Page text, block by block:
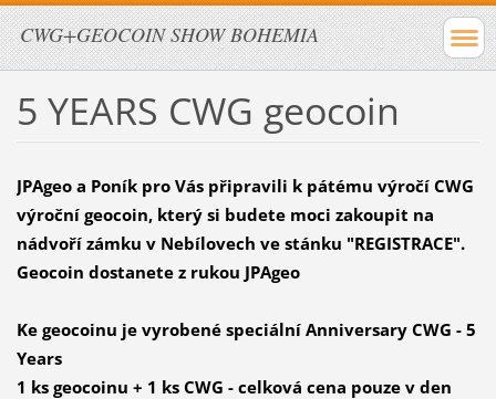
CWG+GEOCOIN SHOW BOHEMIA
5 YEARS CWG geocoin
JPAgeo a Poník pro Vás připravili k pátému výročí CWG
výroční geocoin, který si budete moci zakoupit na
nádvoří zámku v Nebílovech ve stánku "REGISTRACE".
Geocoin dostanete z rukou JPAgeo
Ke geocoinu je vyrobené speciální Anniversary CWG - 5
Years
1 ks geocoinu + 1 ks CWG - celková cena pouze v den